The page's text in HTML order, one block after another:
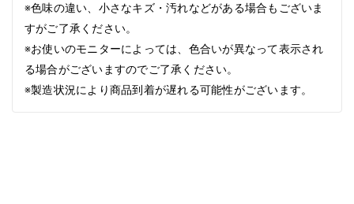
※色味の違い、小さなキズ・汚れなどがある場合もございま
すがご了承ください。
※お使いのモニターによっては、色合いが異なって表示され
る場合がございますのでご了承ください。
※製造状況により商品到着が遅れる可能性がございます。